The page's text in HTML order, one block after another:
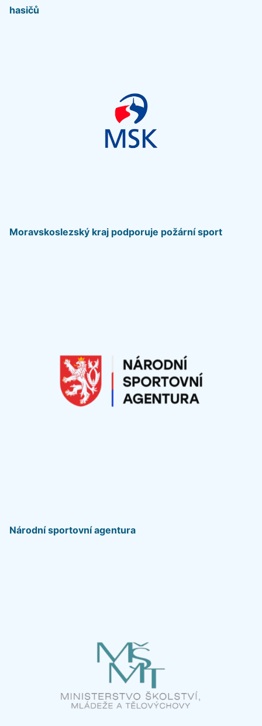
hasičů
Moravskoslezský kraj podporuje požární sport
Národní sportovní agentura